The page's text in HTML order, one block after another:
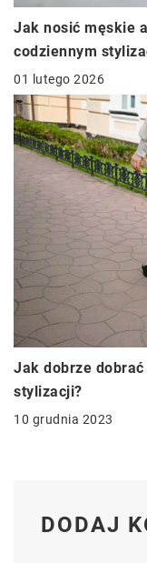
Jak nosić męskie
codziennym
01 lutego 2026
Jak dobrze
stylizacji?
10 grudnia 2023
DODAJ